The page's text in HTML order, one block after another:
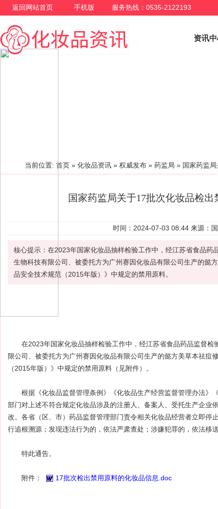
返回网站首页 手机版 服务热线：0535-2122193
资讯
当前位置: 首页 » 化妆品资讯 » 权威发布 » 药监局 » 国家药监
国家药监局关于17批次化妆品检
时间：2024-07-03 08:44 来源：
核心提示：在2023年国家化妆品抽样检验工作中，经江苏省食品
生物科技有限公司、被委托方为广州赛因化妆品有限公司生产的懿
品安全技术规范（2015年版）》中规定的禁用原料。
在2023年国家化妆品抽样检验工作中，经江苏省食品药品监督检
限公司、被委托方为广州赛因化妆品有限公司生产的懿方美草本祛痘
（2015年版）》中规定的禁用 原料 （见附件）。
根据《化妆品监督管理条例》《化妆品生产经营监督管理办法》
部门对上述不符合规定化妆品涉及的注册人、备案人、受托生产企
改。各省（区、市）药品监督管理部门责令相关化妆品经营者立即
行追根溯源；发现违法行为的，依法严肃查处；涉嫌犯罪的，依法移
特此通告。
附件： 17批次检出禁用原料的化妆品信息.doc